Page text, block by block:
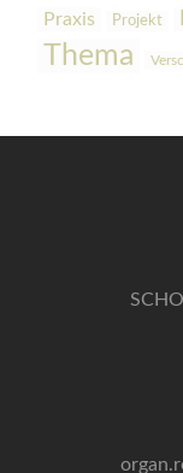
Praxis Projekt
Thema